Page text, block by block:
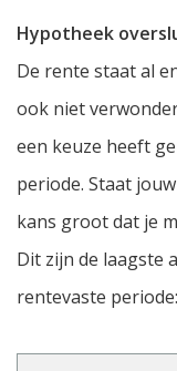
Hypotheek
De rente staat al
ook niet
een keuze heeft
periode. Staat
kans groot dat je
Dit zijn de laagste
rentevaste periode: